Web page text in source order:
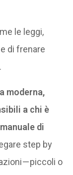
le leggi,
di frenare
moderna,
a chi è
di
step by
— piccoli o